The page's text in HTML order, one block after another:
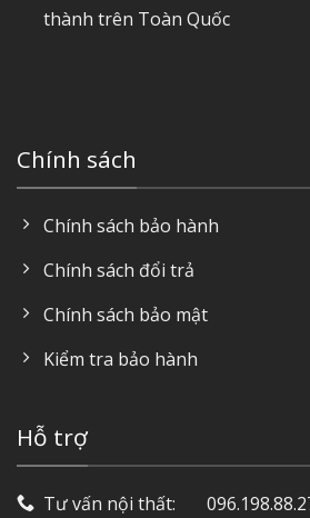
thành trên Toàn Quốc
Chính sách
Chính sách bảo hành
Chính sách đổi trả
Chính sách bảo mật
Kiểm tra bảo hành
Hỗ trợ
Tư vấn nội thất: